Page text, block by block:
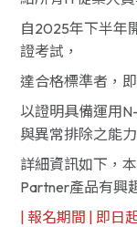
自2025年下半年
證考試，
達合格標準者，
以證明具備運用
與異常排除之能力
詳細資訊如下，
Partner產品有興
| 報名期間 | 即日